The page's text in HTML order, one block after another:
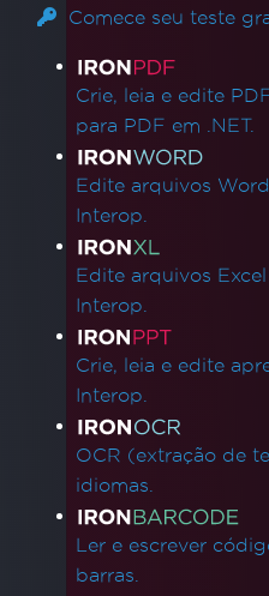
QR de forma eficiente
Comece seu teste
Links de
Crie, leia e edite
para PDF em .NET.
Edite arquivos
Interop.
Edite arquivos
Interop.
Crie, leia e edite
Interop.
OCR (extração de
idiomas.
Ler e escrever
barras.